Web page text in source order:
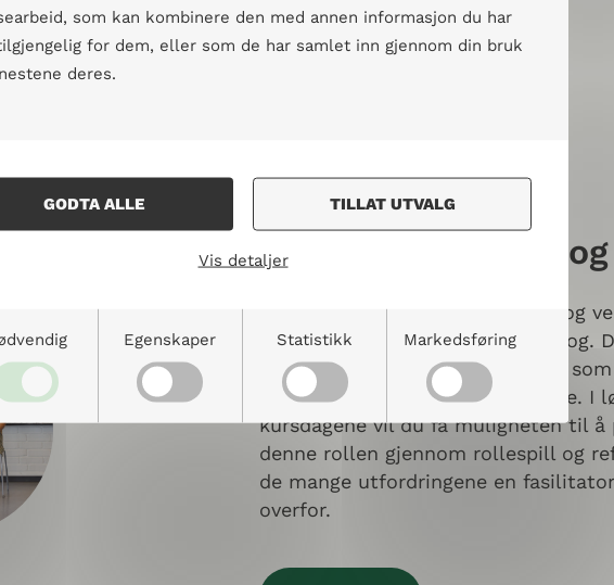
som kan kombinere den med annen informasjon du har
for dem, eller som de har samlet inn gjennom din bruk
deres.
GODTA ALLE TILLAT UTVALG
Vis detaljer
Egenskaper Statistikk Markedsføring
livserfaringer.
Fasilitering av dialog
Kurset består av en rekke tema og
nødvendig for å fasilitere en dialog.
femdagers prosessorientert kurs
ulike sider ved fasilitatorens rolle. I
kursdagene vil du få muligheten til å
denne rollen gjennom rollespill og
de mange utfordringene en
overfor.